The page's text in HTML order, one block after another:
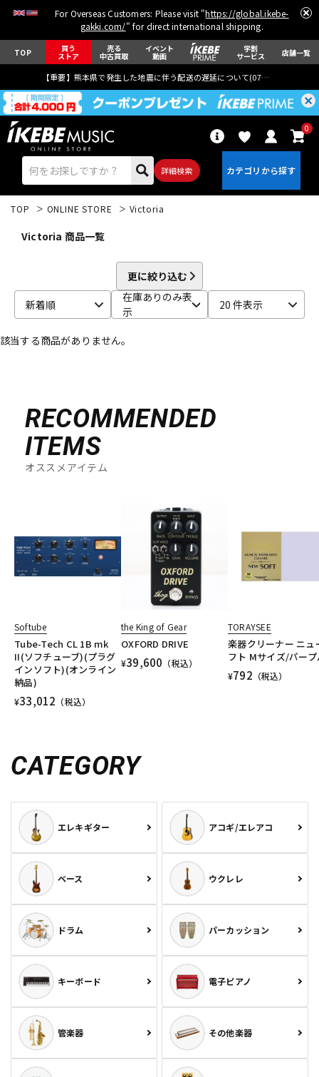
For Overseas Customers: Please visit "https://global.ikebe-
gakki.com/" for direct international shipping.
TOP 買う
ストア
売る
中古買取
イベント
動画
学割
サービス 店舗一覧
【重要】熊本県で発生した地震に伴う配送の遅延について(07月29日
詳細検索
0
エレキギター アコギ/エレアコ
ベース
キーボード
アンプ エフェクター
DTM オンライン納品 レコーディング機器
配信/ライブ機器
TOP ONLINE STORE Victoria
Victoria 商品一覧
更に絞り込む
新着順
在庫ありのみ表
示
20 件表示
該当する商品がありません。
RECOMMENDED
ITEMS
オススメアイテム
Softube
Tube-Tech CL 1B mk
II(ソフチューブ)(プラグ
インソフト)(オンライン
納品)
¥33,012 （税込）
the King of Gear
OXFORD DRIVE
¥39,600 （税込）
TORAYSEE
楽器クリーナー ニュ
フト Mサイズ/パー
¥792 （税込）
CATEGORY
エレキギター アコギ/エレアコ
ベース ウクレレ
ドラム パーカッション
キーボード 電子ピアノ
管楽器 その他楽器